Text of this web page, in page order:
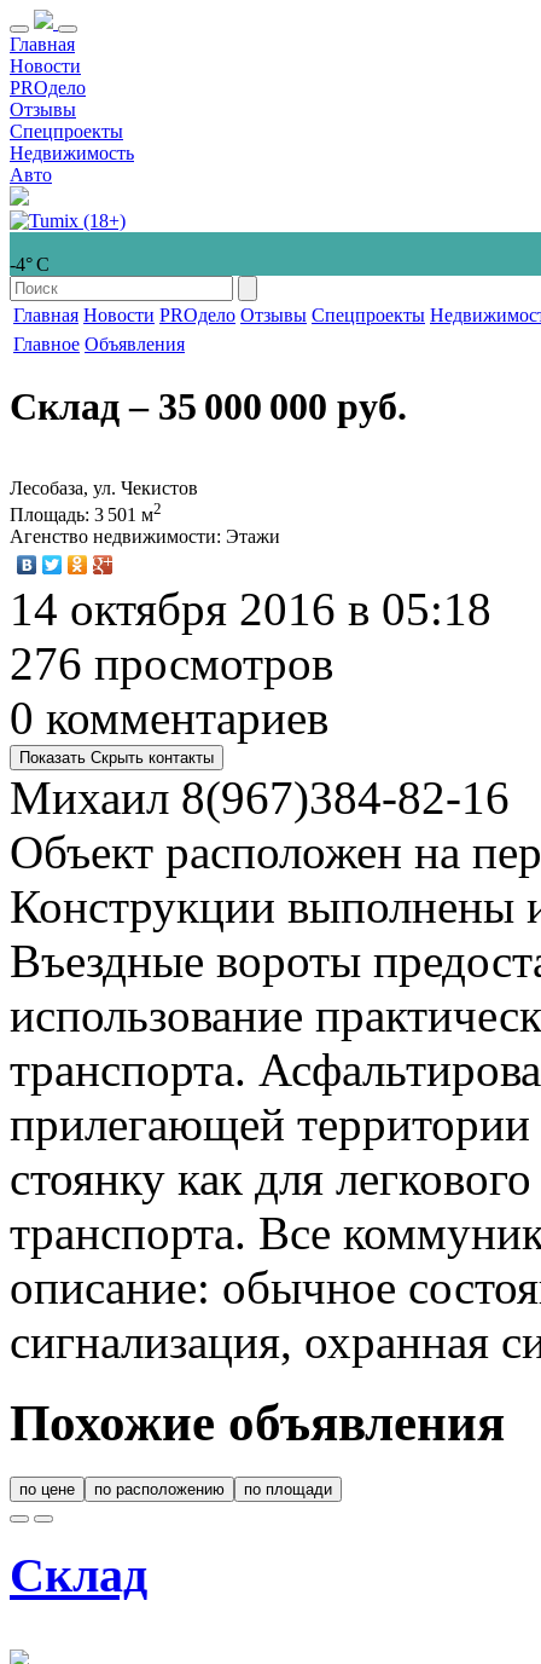
Главная
Новости
PROдело
Отзывы
Спецпроекты
Недвижимость
Авто
-4° С
Главная Новости PROдело Отзывы Спецпроекты
Главное Объявления
Склад‒ 35 000 000 руб.
Лесобаза, ул. Чекистов
Площадь: 3 501 м2
Агенство недвижимости: Этажи
14 октября 2016 в 05:18
276 просмотров
0 комментариев
Показать Скрыть контакты
Михаил 8(967)384-82-16
Объект расположен на
Конструкции выполнены
Въездные вороты
использование
транспорта.
прилегающей территории
стоянку как для
транспорта. Все
описание: обычное
сигнализация, охранная
Похожие объявления
по цене по расположению по площади
Склад